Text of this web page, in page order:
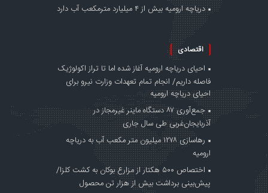
دریاچه ارومیه بیش از ۴ میلیارد مترمکعب آب دارد
اقتصادی
احیای دریاچه ارومیه آغاز شده اما تا تراز اکولوژیک
فاصله داریم/ انجام تمام تعهدات وزارت نیرو برای
احیای دریاچه ارومیه
جمع‌آوری ۸۷ دستگاه ماینر غیرمجاز در
آذربایجان‌غربی طی سال جاری
رهاسازی ۱۲۷۸ میلیون متر مکعب آب به دریاچه
ارومیه
اختصاص ۵۰۰ هکتار از مزارع بوکان به کشت کلزا/
پیش‌بینی برداشت بیش از هزار تن محصول